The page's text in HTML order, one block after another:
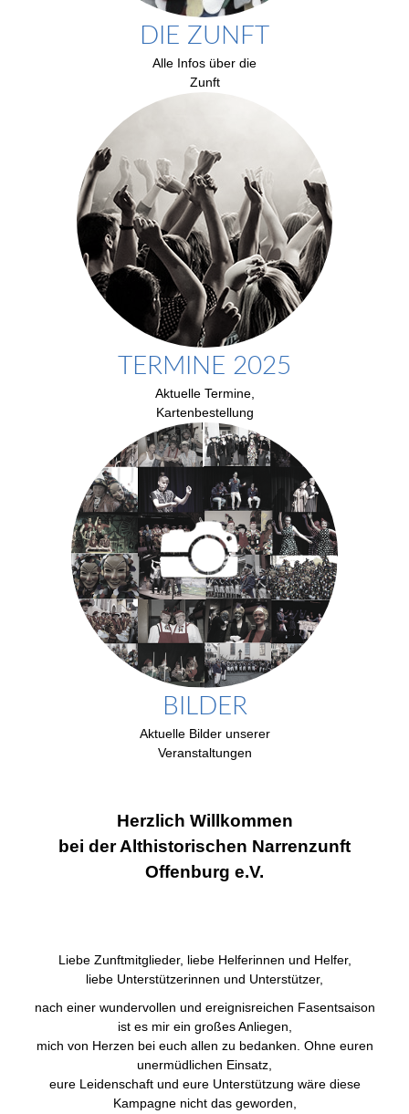
DIE ZUNFT
Alle Infos über die
Zunft
TERMINE 2025
Aktuelle Termine,
Kartenbestellung
BILDER
Aktuelle Bilder unserer
Veranstaltungen
Herzlich Willkommen
bei der Althistorischen Narrenzunft
Offenburg e.V.
Liebe Zunftmitglieder, liebe Helferinnen und Helfer,
liebe Unterstützerinnen und Unterstützer,
nach einer wundervollen und ereignisreichen Fasentsaison
ist es mir ein großes Anliegen,
mich von Herzen bei euch allen zu bedanken. Ohne euren
unermüdlichen Einsatz,
eure Leidenschaft und eure Unterstützung wäre diese
Kampagne nicht das geworden,